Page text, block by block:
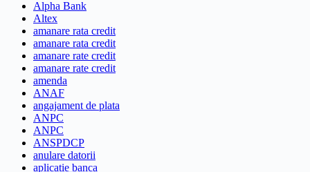
Alpha Bank
Altex
amanare rata credit
amanare rata credit
amanare rate credit
amanare rate credit
amenda
ANAF
angajament de plata
ANPC
ANPC
ANSPDCP
anulare datorii
aplicatie banca